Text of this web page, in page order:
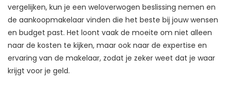
vergelijken, kun je een weloverwogen beslissing nemen en
de aankoopmakelaar vinden die het beste bij jouw wensen
en budget past. Het loont vaak de moeite om niet alleen
naar de kosten te kijken, maar ook naar de expertise en
ervaring van de makelaar, zodat je zeker weet dat je waar
krijgt voor je geld.